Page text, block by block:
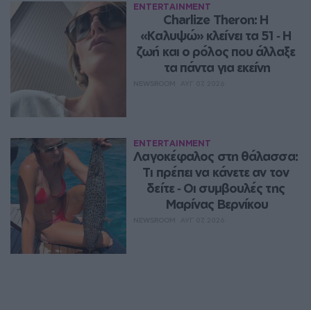
ENTERTAINMENT
Charlize Theron: Η
«Καλυψώ» κλείνει τα 51 ‑ H
ζωή και ο ρόλος που άλλαξε
τα πάντα για εκείνη
ENTERTAINMENT
Λαγοκέφαλος στη θάλασσα:
Τι πρέπει να κάνετε αν τον
δείτε ‑ Οι συμβουλές της
Μαρίνας Βερνίκου